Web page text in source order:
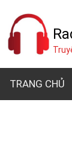
TRANG CHỦ